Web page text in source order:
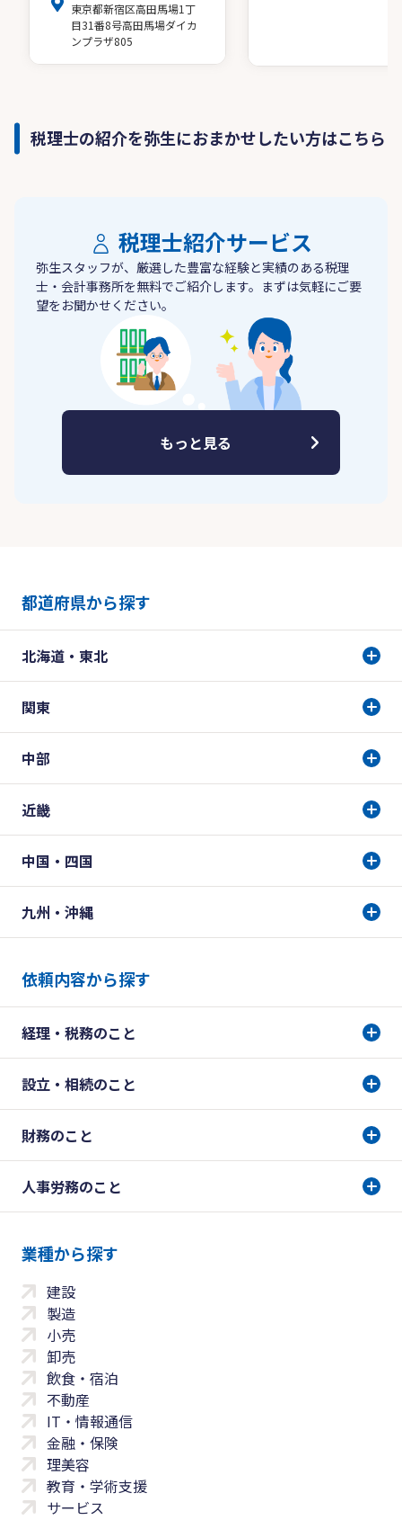
東京都新宿区高田馬場1丁
目31番8号高田馬場ダイカ
ンプラザ805
税理士の紹介を弥生におまかせしたい方はこちら
税理士紹介サービス
弥生スタッフが、厳選した豊富な経験と実績のある税理
士・会計事務所を無料でご紹介します。まずは気軽にご要
望をお聞かせください。
もっと見る
都道府県から探す
北海道・東北
関東
中部
近畿
中国・四国
九州・沖縄
依頼内容から探す
経理・税務のこと
設立・相続のこと
財務のこと
人事労務のこと
業種から探す
建設
製造
小売
卸売
飲食・宿泊
不動産
IT・情報通信
金融・保険
理美容
教育・学術支援
サービス